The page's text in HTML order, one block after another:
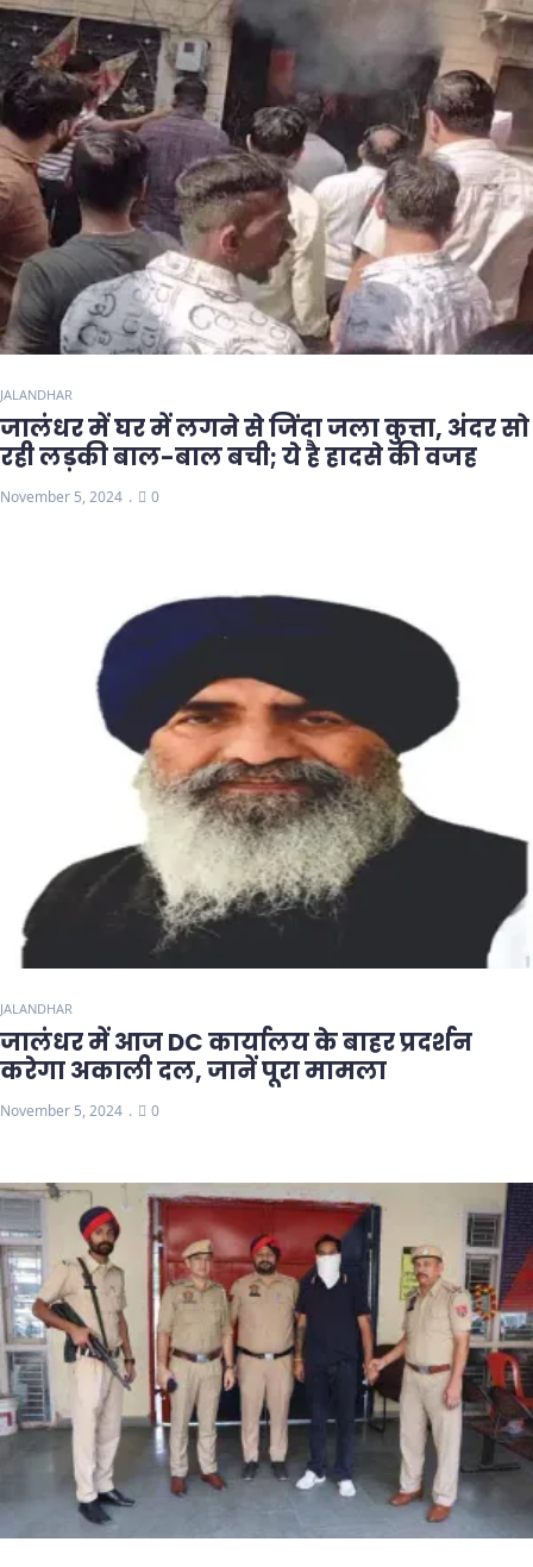
JALANDHAR
जालंधर में घर में लगने से जिंदा जला कुत्ता, अंदर सो
रही लड़की बाल-बाल बची; ये है हादसे की वजह
November 5, 2024 0
JALANDHAR
जालंधर में आज DC कार्यालय के बाहर प्रदर्शन
करेगा अकाली दल, जानें पूरा मामला
November 5, 2024 0